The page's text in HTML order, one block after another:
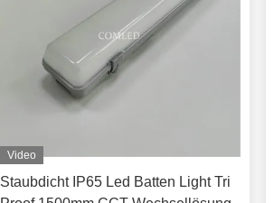
Video
Staubdicht IP65 Led Batten Light Tri